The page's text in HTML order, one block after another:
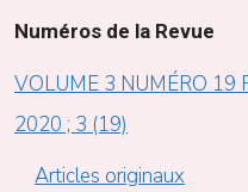
Numéros de la Revue
VOLUME 3 NUMÉRO 19
2020 ; 3 (19)
Articles originaux